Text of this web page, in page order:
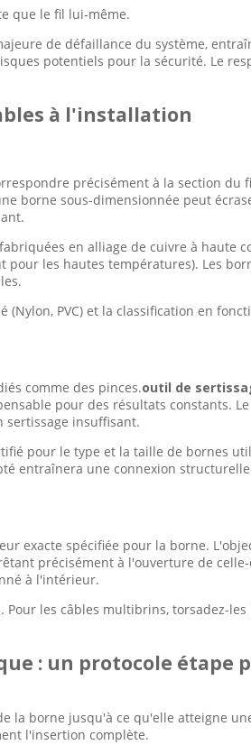
que le fil lui-même.
de défaillance du système,
potentiels pour la sécurité. Le
à l'installation
précisément à la section du
borne sous-dimensionnée peut
en alliage de cuivre à haute
les hautes températures). Les
(Nylon, PVC) et la classification en
comme des pinces.outil de
pour des résultats constants.
sertissage insuffisant.
pour le type et la taille de bornes
entraînera une connexion
exacte spécifiée pour la borne.
précisément à l'ouverture de
à l'intérieur.
Pour les câbles multibrins, torsadez-
: un protocole étape
la borne jusqu'à ce qu'elle atteigne
l'insertion complète.